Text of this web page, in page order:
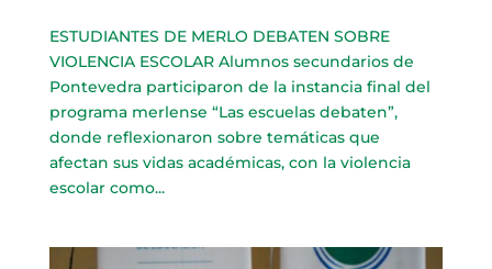
ESTUDIANTES DE MERLO DEBATEN SOBRE
VIOLENCIA ESCOLAR Alumnos secundarios de
Pontevedra participaron de la instancia final del
programa merlense “Las escuelas debaten”,
donde reflexionaron sobre temáticas que
afectan sus vidas académicas, con la violencia
escolar como...